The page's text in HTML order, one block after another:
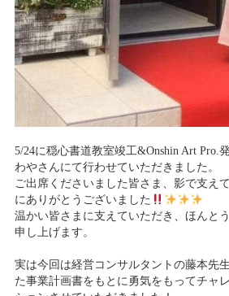
5/24に穏心書道教室竣工&Onshin Art Pro.
わやさんにて行わせていただきました。
ご出席くださいました皆さま、影で支え
にありがとうございました
温かい皆さまに支えていただき、ほんと
申し上げます。
実は今回は経営コンサルタントの藤本先
た事業計画書をもとに勇気をもってチャ